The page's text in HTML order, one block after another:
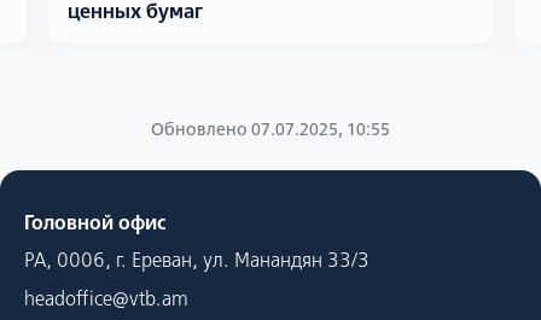
ценных бумаг
Обновлено 07.07.2025, 10:55
Головной офис
РА, 0006, г. Ереван, ул. Манандян 33/3
headoffice@vtb.am